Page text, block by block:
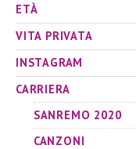
ETÀ
VITA PRIVATA
INSTAGRAM
CARRIERA
SANREMO 2020
CANZONI